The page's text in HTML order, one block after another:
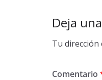
Deja
Tu dirección
Comentario